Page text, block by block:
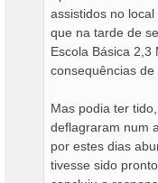
assistidos no
que na tarde de
Escola Básica 2,3
consequências de
Mas podia ter
deflagraram num
por estes dias
tivesse sido